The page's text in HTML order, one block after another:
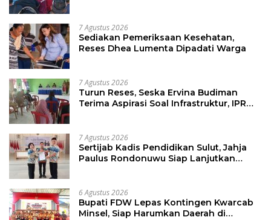
7 Agustus 2026
Sediakan Pemeriksaan Kesehatan,
Reses Dhea Lumenta Dipadati Warga
7 Agustus 2026
Turun Reses, Seska Ervina Budiman
Terima Aspirasi Soal Infrastruktur, IPR
7 Agustus 2026
Sertijab Kadis Pendidikan Sulut, Jahja
Paulus Rondonuwu Siap Lanjutkan
6 Agustus 2026
Bupati FDW Lepas Kontingen Kwarcab
Minsel, Siap Harumkan Daerah di